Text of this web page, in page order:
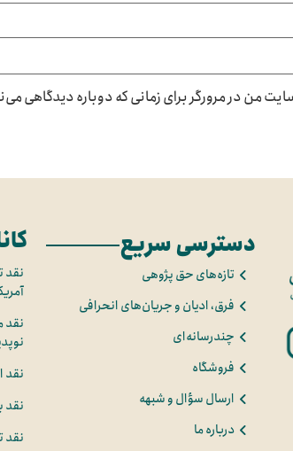
من در مرورگر برای زمانی که دوباره دیدگاهی
دسترسی سریع
تازه‌های حق پژوهی
فرق، ادیان و جریان‌های انحرافی
چندرسانه‌ای
فروشگاه
ارسال سؤال و شبهه
درباره ما
نقد
نقد
نقد
نقد
نقد